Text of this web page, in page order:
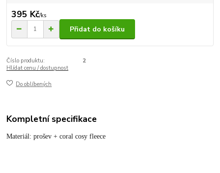
395 Kč/ks
Přidat do košíku
Číslo produktu:
2
Hlídat cenu / dostupnost
Do oblíbených
Kompletní specifikace
Materiál: prošev + coral cosy fleece